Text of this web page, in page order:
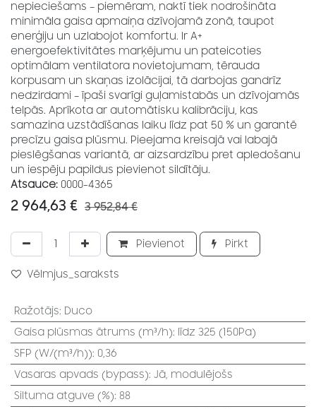
nepieciešams – piemēram, naktī tiek nodrošināta
minimāla gaisa apmaiņa dzīvojamā zonā, taupot
enerģiju un uzlabojot komfortu. Ir A+
energoefektivitātes marķējumu un pateicoties
optimālam ventilatora novietojumam, tērauda
korpusam un skaņas izolācijai, tā darbojas gandrīz
nedzirdami – īpaši svarīgi guļamistabās un dzīvojamās
telpās. Aprīkota ar automātisku kalibrāciju, kas
samazina uzstādīšanas laiku līdz pat 50 % un garantē
precīzu gaisa plūsmu. Pieejama kreisajā vai labajā
pieslēgšanas variantā, ar aizsardzību pret apledošanu
un iespēju papildus pievienot sildītāju.
Atsauce: 0000-4365
2 964,63 € 3 952,84€
Pievienot Pirkt
Vēlmjus_saraksts
Ražotājs: Duco
Gaisa plūsmas ātrums (m³/h): līdz 325 (150Pa)
SFP (W/(m³/h)): 0,36
Vasaras apvads (bypass): Jā, modulējošs
Siltuma atguve (%): 88